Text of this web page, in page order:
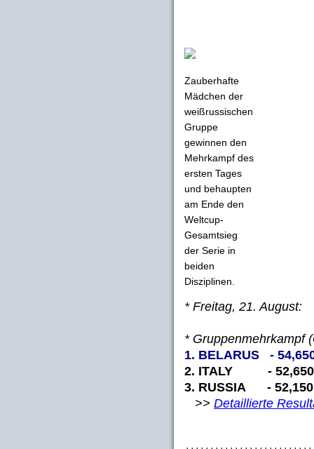
Zauberhafte
Mädchen der
weißrussischen
Gruppe
gewinnen den
Mehrkampf des
ersten Tages
und behaupten
am Ende den
Weltcup-
Gesamtsieg
der Serie in
beiden
Disziplinen.
* Freitag, 21. August:
* Gruppenmehrkampf
1. BELARUS -
2. ITALY - 52,650
3. RUSSIA - 52,150
>> Detaillierte